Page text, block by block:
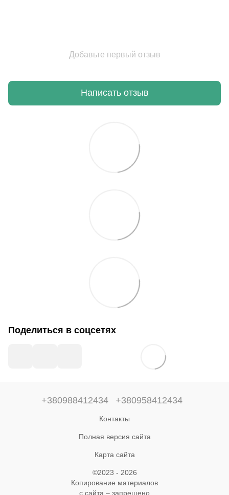
Добавьте первый отзыв
Написать отзыв
Поделиться в соцсетях
+380988412434 +380958412434
Контакты
Полная версия сайта
Карта сайта
©2023 - 2026
Копирование материалов
с сайта – запрещено